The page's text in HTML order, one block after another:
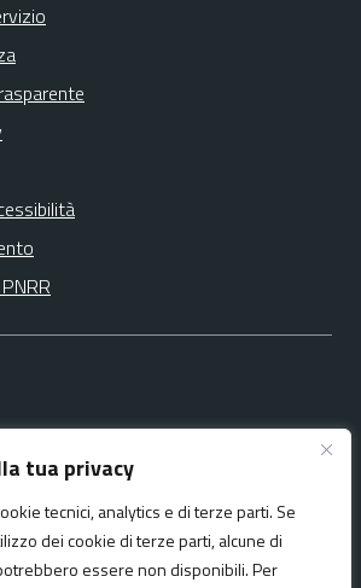
tua privacy
tecnici, analytics e di terze parti. Se
dei cookie di terze parti, alcune di
essere non disponibili. Per
Mappa del sito